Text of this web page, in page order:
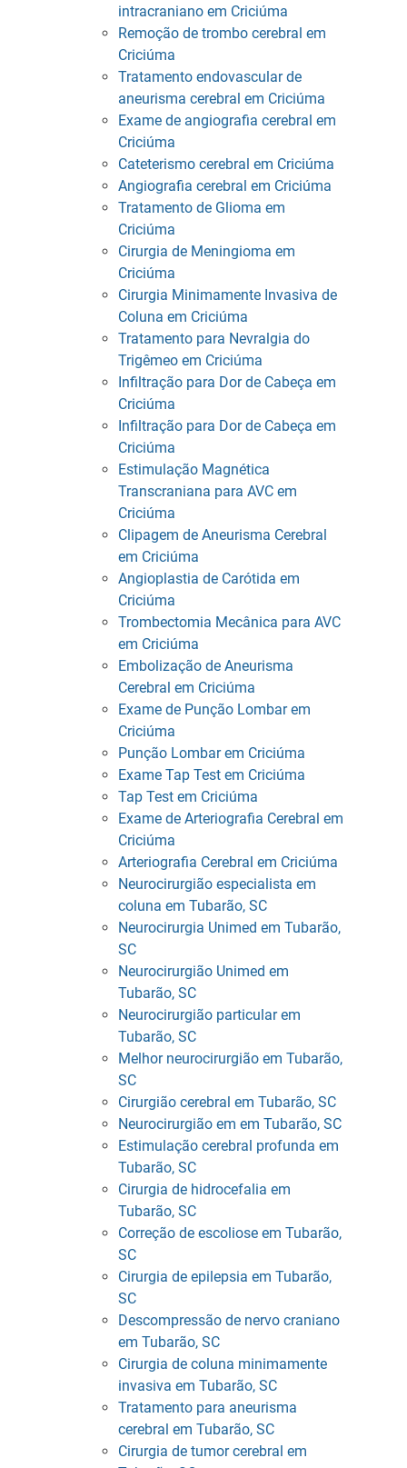
intracraniano em Criciúma
Remoção de trombo cerebral em
Criciúma
Tratamento endovascular de
aneurisma cerebral em Criciúma
Exame de angiografia cerebral em
Criciúma
Cateterismo cerebral em Criciúma
Angiografia cerebral em Criciúma
Tratamento de Glioma em
Criciúma
Cirurgia de Meningioma em
Criciúma
Cirurgia Minimamente Invasiva de
Coluna em Criciúma
Tratamento para Nevralgia do
Trigêmeo em Criciúma
Infiltração para Dor de Cabeça em
Criciúma
Infiltração para Dor de Cabeça em
Criciúma
Estimulação Magnética
Transcraniana para AVC em
Criciúma
Clipagem de Aneurisma Cerebral
em Criciúma
Angioplastia de Carótida em
Criciúma
Trombectomia Mecânica para AVC
em Criciúma
Embolização de Aneurisma
Cerebral em Criciúma
Exame de Punção Lombar em
Criciúma
Punção Lombar em Criciúma
Exame Tap Test em Criciúma
Tap Test em Criciúma
Exame de Arteriografia Cerebral em
Criciúma
Arteriografia Cerebral em Criciúma
Neurocirurgião especialista em
coluna em Tubarão, SC
Neurocirurgia Unimed em Tubarão,
SC
Neurocirurgião Unimed em
Tubarão, SC
Neurocirurgião particular em
Tubarão, SC
Melhor neurocirurgião em Tubarão,
SC
Cirurgião cerebral em Tubarão, SC
Neurocirurgião em em Tubarão, SC
Estimulação cerebral profunda em
Tubarão, SC
Cirurgia de hidrocefalia em
Tubarão, SC
Correção de escoliose em Tubarão,
SC
Cirurgia de epilepsia em Tubarão,
SC
Descompressão de nervo craniano
em Tubarão, SC
Cirurgia de coluna minimamente
invasiva em Tubarão, SC
Tratamento para aneurisma
cerebral em Tubarão, SC
Cirurgia de tumor cerebral em